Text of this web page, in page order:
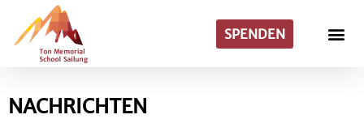
SPENDEN
NACHRICHTEN